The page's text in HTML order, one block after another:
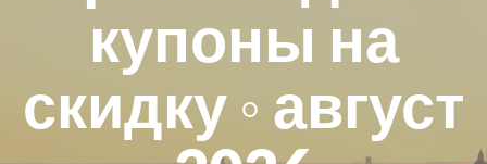
купоны на
скидку ◦ август